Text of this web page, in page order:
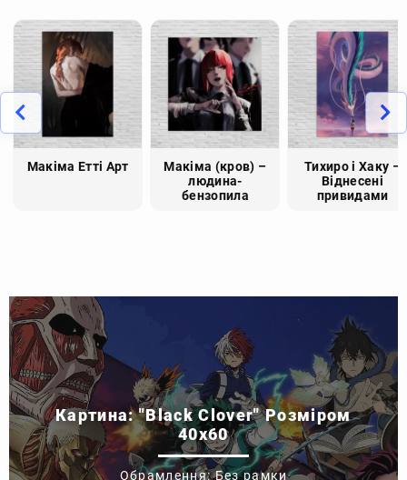
Макіма Етті Арт
Макіма (кров) –
людина-
бензопила
Тихиро і Хаку –
Віднесені
привидами
Картина: "Black Clover" Розміром
40x60
Обрамлення: Без рамки